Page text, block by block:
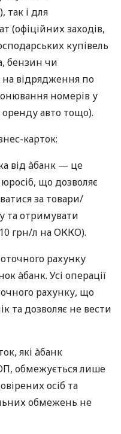
так і для
(офіційних заходів,
купівель
бензин чи
на відрядження по
номерів у
оренду авто тощо).
карток:
від àбанк — це
що дозволяє
за товари/
та отримувати
грн/л на ОККО).
рахунку
àбанк. Усі операції
рахунку, що
та дозволяє не вести
які àбанк
обмежується лише
осіб та
обмежень не